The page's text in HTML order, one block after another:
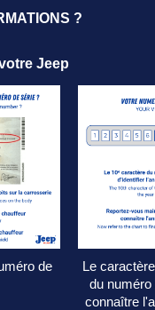
le célèbre V8,
?
Jeep
de
Le
du numéro
connaître